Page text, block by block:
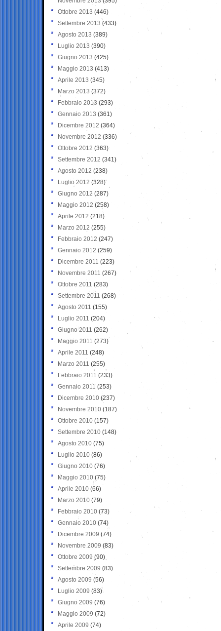
Ottobre 2013 (446)
Settembre 2013 (433)
Agosto 2013 (389)
Luglio 2013 (390)
Giugno 2013 (425)
Maggio 2013 (413)
Aprile 2013 (345)
Marzo 2013 (372)
Febbraio 2013 (293)
Gennaio 2013 (361)
Dicembre 2012 (364)
Novembre 2012 (336)
Ottobre 2012 (363)
Settembre 2012 (341)
Agosto 2012 (238)
Luglio 2012 (328)
Giugno 2012 (287)
Maggio 2012 (258)
Aprile 2012 (218)
Marzo 2012 (255)
Febbraio 2012 (247)
Gennaio 2012 (259)
Dicembre 2011 (223)
Novembre 2011 (267)
Ottobre 2011 (283)
Settembre 2011 (268)
Agosto 2011 (155)
Luglio 2011 (204)
Giugno 2011 (262)
Maggio 2011 (273)
Aprile 2011 (248)
Marzo 2011 (255)
Febbraio 2011 (233)
Gennaio 2011 (253)
Dicembre 2010 (237)
Novembre 2010 (187)
Ottobre 2010 (157)
Settembre 2010 (148)
Agosto 2010 (75)
Luglio 2010 (86)
Giugno 2010 (76)
Maggio 2010 (75)
Aprile 2010 (66)
Marzo 2010 (79)
Febbraio 2010 (73)
Gennaio 2010 (74)
Dicembre 2009 (74)
Novembre 2009 (83)
Ottobre 2009 (90)
Settembre 2009 (83)
Agosto 2009 (56)
Luglio 2009 (83)
Giugno 2009 (76)
Maggio 2009 (72)
Aprile 2009 (74)